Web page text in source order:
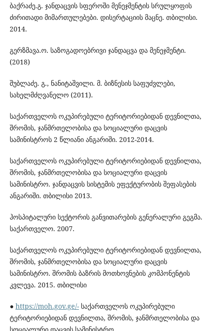
ბაქრაძე.გ. ჯანდაცვის სფეროში მენეჯმენტის სრულყოფის
ძირითადი მიმართულებები. დისერტაციის მაცნე. თბილისი.
2014.
გერზმავა.ო. საზოგადოებრივი ჯანდაცვა და მენეჯმენტი.
(2018)
შუბლაძე. გ., ნანიტაშვილი. მ. ბიზნესის საფუძვლები,
სახელმძღვანელო (2011).
საქართველოს ოკუპირებული ტერიტორიებიდან დევნილთა,
შრომის, ჯანმრთელობისა და სოციალური დაცვის
სამინისტროს 2 წლიანი ანგარიში. 2012-2014.
საქართველოს ოკუპირებული ტერიტორიებიდან დევნილთა,
შრომის, ჯანმრთელობისა და სოციალური დაცვის
სამინისტრო. ჯანდაცვის სისტემის ეფექტურობის შეფასების
ანგარიში. თბილისი 2013.
ჰოსპიტალური სექტორის განვითარების გენერალური გეგმა.
საქართველო. 2007.
საქართველოს ოკუპირებული ტერიტორიებიდან დევნილთა,
შრომის, ჯანმრთელობისა და სოციალური დაცვის
სამინისტრო. შრომის ბაზრის მოთხოვნების კომპონენტის
კვლევა. 2015. თბილისი
● https://moh.gov.ge/-საქართველოს ოკუპირებული
ტერიტორიებიდან დევნილთა, შრომის, ჯანმრთელობისა და